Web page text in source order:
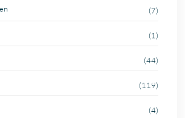
(7)
(1)
(44)
(119)
(4)